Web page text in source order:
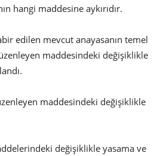
hangi maddesine aykırıdır.
edilen mevcut anayasanın temel
maddesindeki değişiklikle
maddesindeki değişiklikle
değişiklikle yasama ve